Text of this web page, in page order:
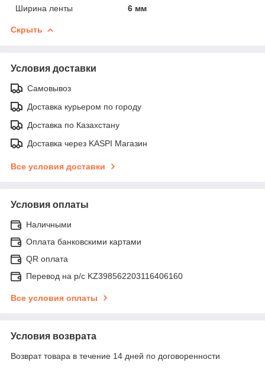
Ширина ленты 6 мм
Скрыть
Условия доставки
Самовывоз
Доставка курьером по городу
Доставка по Казахстану
Доставка через KASPI Магазин
Все условия доставки
Условия оплаты
Наличными
Оплата банковскими картами
QR оплата
Перевод на р/с KZ398562203116406160
Все условия оплаты
Условия возврата
Возврат товара в течение 14 дней по договоренности